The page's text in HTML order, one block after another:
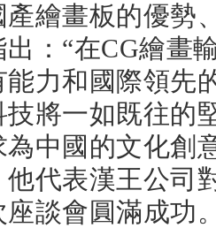
繪畫板的優勢
：“在CG繪畫
能力和國際領先
將一如既往的
為中國的文化創
代表漢王公司
談會圓滿成功